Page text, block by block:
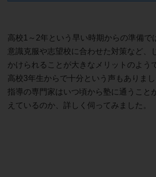
高校1～2年という早い時期からの準備で
意識克服や志望校に合わせた対策など、
かけられることが大きなメリットのよう
高校3年生からで十分という声もありま
指導の専門家はいつ頃から塾に通うこと
えているのか、詳しく伺ってみました。